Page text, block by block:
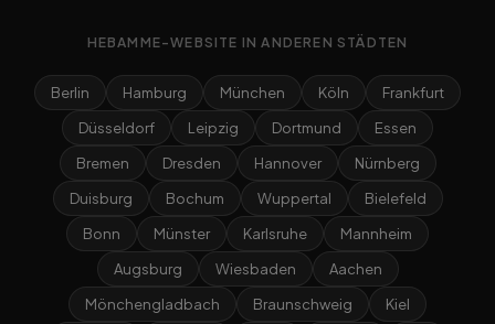
HEBAMME-WEBSITE IN ANDEREN STÄDTEN
Berlin Hamburg München Köln
Frankfurt
Düsseldorf
Leipzig Dortmund
Essen
Bremen
Dresden Hannover
Nürnberg
Duisburg
Bochum Wuppertal
Bielefeld
Bonn
Münster Karlsruhe
Mannheim
Augsburg
Wiesbaden
Aachen
Mönchengladbach
Braunschweig Kiel